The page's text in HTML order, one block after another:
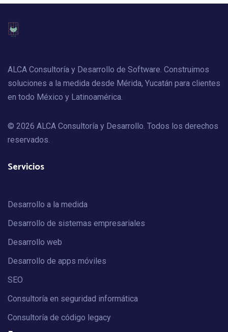
ALCA Consultoría y Desarrollo de Software. Construimos
soluciones a la medida desde Mérida, Yucatán para clientes
en todo México y Latinoamérica.
© 2026 ALCA Consultoría y Desarrollo. Todos los derechos
reservados.
Servicios
Desarrollo a la medida
Desarrollo de sistemas empresariales
Desarrollo web
Desarrollo de apps móviles
SEO
Consultoría en seguridad informática
Consultoría de código legacy